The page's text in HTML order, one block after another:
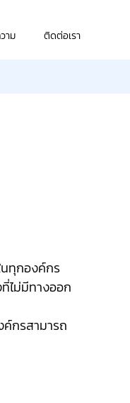
าม ติดต่อเรา
ทุกองค์กร
ไม่มีทางออก
ค์กรสามารถ